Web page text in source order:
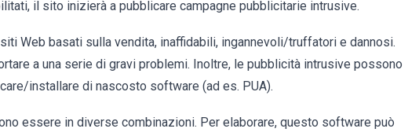
il sito inizierà a pubblicare campagne pubblicitarie intrusive.
Web basati sulla vendita, inaffidabili, ingannevoli/truffatori e dannosi.
a una serie di gravi problemi. Inoltre, le pubblicità intrusive possono
installare di nascosto software (ad es. PUA).
essere in diverse combinazioni. Per elaborare, questo software può